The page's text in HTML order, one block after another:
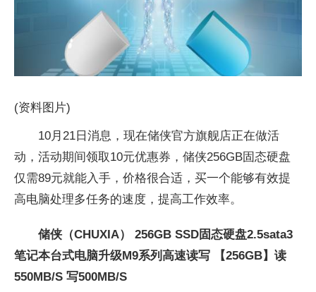
(资料图片)
10月21日消息，现在储侠官方旗舰店正在做活
动，活动期间领取10元优惠券，储侠256GB固态硬盘
仅需89元就能入手，价格很合适，买一个能够有效提
高电脑处理多任务的速度，提高工作效率。
储侠（CHUXIA） 256GB SSD固态硬盘2.5sata3
笔记本台式电脑升级M9系列高速读写 【256GB】读
550MB/S 写500MB/S